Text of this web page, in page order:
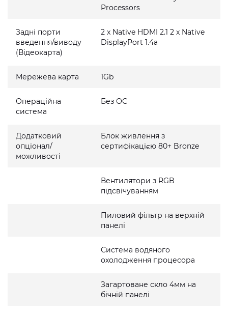
Processors
Задні порти
введення/виводу
(Відеокарта)
2 x Native HDMI 2.1 2 x Native
DisplayPort 1.4a
Мережева карта 1Gb
Операційна
система
Без ОС
Додатковий
опціонал/
можливості
Блок живлення з
сертифікацією 80+ Bronze
Вентилятори з RGB
підсвічуванням
Пиловий фільтр на верхній
панелі
Система водяного
охолодження процесора
Загартоване скло 4мм на
бічній панелі